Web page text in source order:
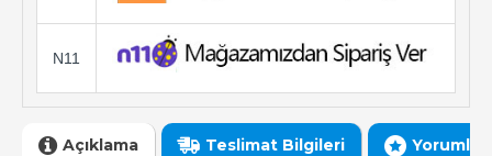
N11
Açıklama Teslimat Bilgileri Yorumlar